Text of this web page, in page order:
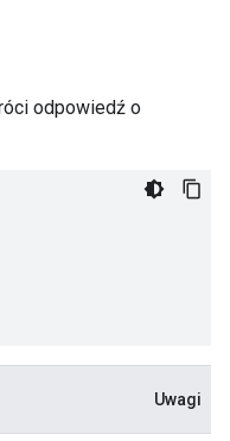
odpowiedź o
Uwagi